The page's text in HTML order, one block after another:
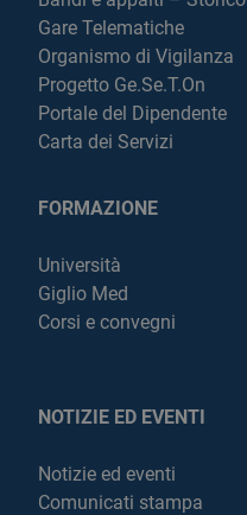
Gare Telematiche
Organismo di Vigilanza
Progetto Ge.Se.T.On
Portale del Dipendente
Carta dei Servizi
FORMAZIONE
Università
Giglio Med
Corsi e convegni
NOTIZIE ED EVENTI
Notizie ed eventi
Comunicati stampa